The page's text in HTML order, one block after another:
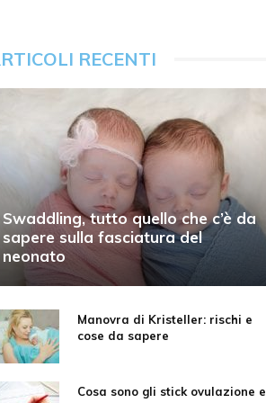
RECENTI
Swaddling, tutto quello che c’è da
sapere sulla fasciatura del
neonato
Manovra di Kristeller: rischi e
cose da sapere
Cosa sono gli stick ovulazione e